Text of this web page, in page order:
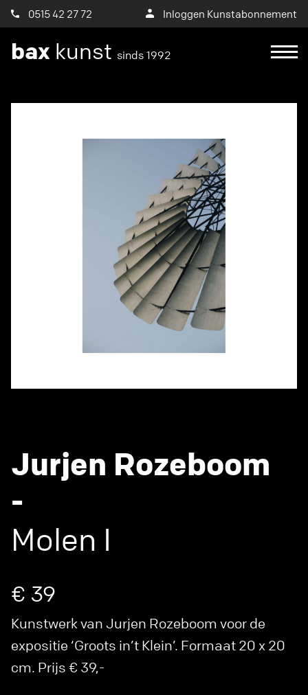
0515 42 27 72 Inloggen Kunstabonnement
bax kunst sinds 1992
Jurjen Rozeboom
-
Molen I
€ 39
Kunstwerk van Jurjen Rozeboom voor de
expositie ‘Groots in’t Klein’. Formaat 20 x 20
cm. Prijs € 39,-